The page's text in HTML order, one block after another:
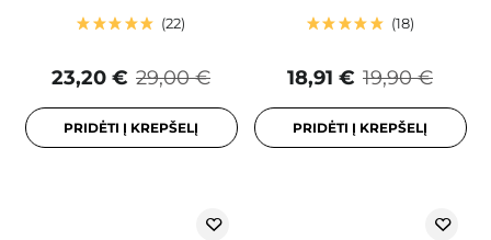
22
29,00 €
23,20 €
PRIDĖTI Į KREPŠELĮ
18
19,90 €
18,91 €
PRIDĖTI Į KREPŠELĮ